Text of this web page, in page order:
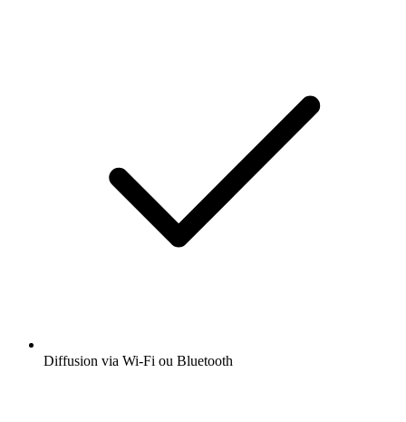
Diffusion via Wi-Fi ou Bluetooth